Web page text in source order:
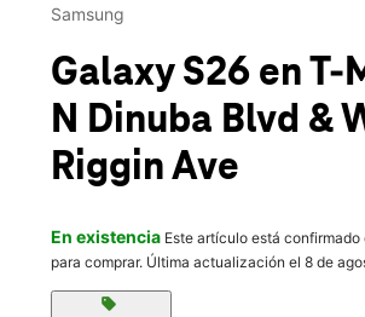
Sáb.:10:00 a.m. a 8:00 p.m.
3030 N Dinuba Blvd Ste 5c Visalia, CA
Samsung
Galaxy S26 en T-
N Dinuba Blvd &
Riggin Ave
En existencia Este artículo está
para comprar. Última actualización el 8 de
sell